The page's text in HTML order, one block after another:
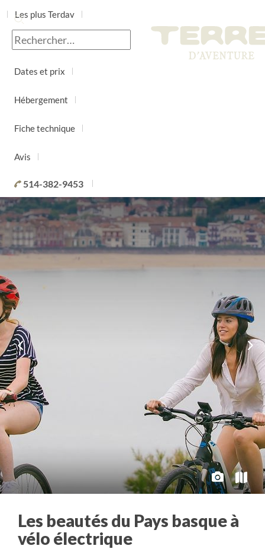
Les plus Terdav
Jour par jour
Dates et prix
Hébergement
Fiche technique
Avis
514-382-9453
Les beautés du Pays basque à
vélo électrique